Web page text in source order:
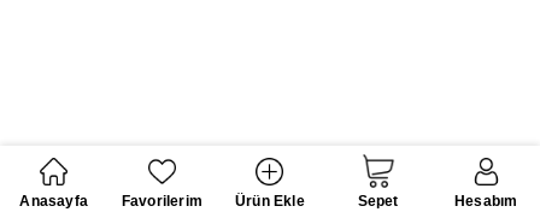
Anasayfa Favorilerim Ürün Ekle Sepet Hesabım